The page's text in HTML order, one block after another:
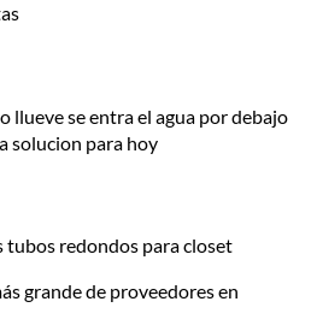
llueve se entra el agua por debajo
solucion para hoy
tubos redondos para closet
grande de proveedores en